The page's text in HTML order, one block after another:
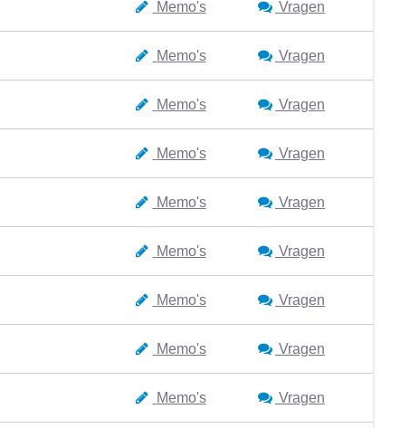
Memo's Vragen
Memo's Vragen
Memo's Vragen
Memo's Vragen
Memo's Vragen
Memo's Vragen
Memo's Vragen
Memo's Vragen
Memo's Vragen